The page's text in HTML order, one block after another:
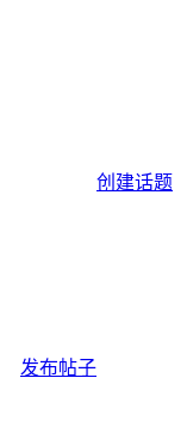
创建话题
发布帖子